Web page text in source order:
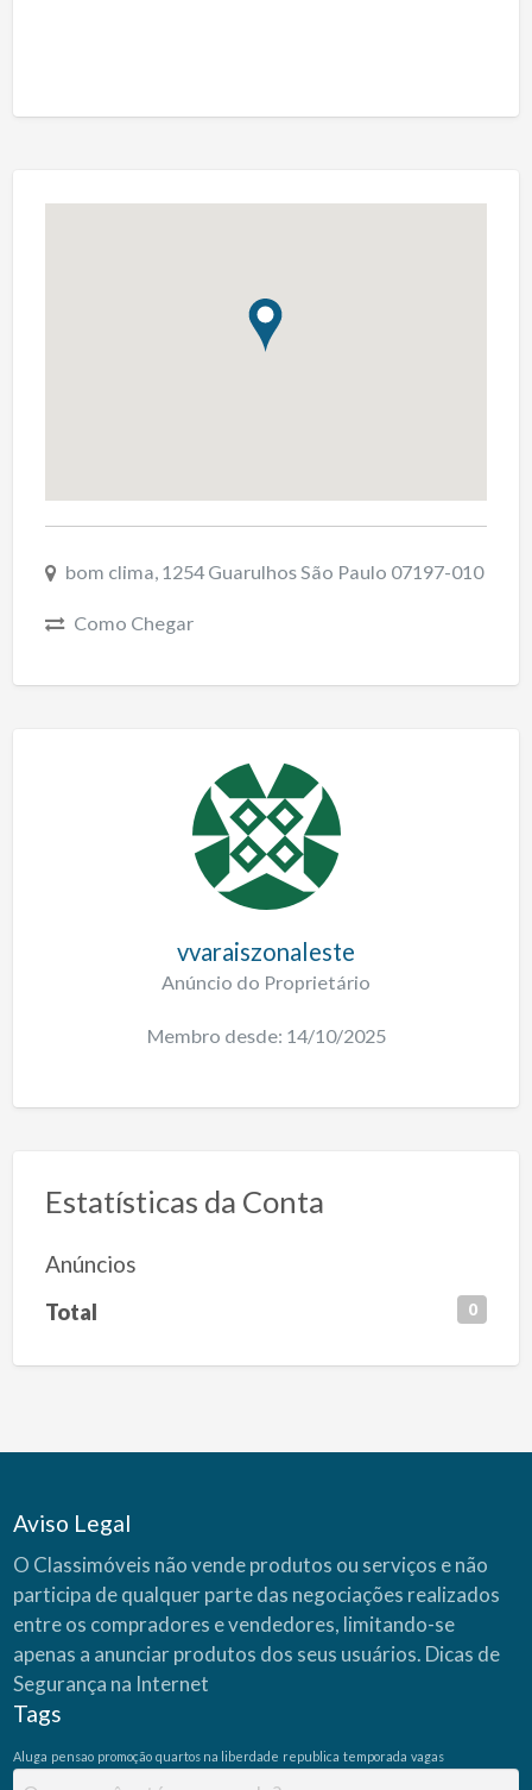
bom clima, 1254 Guarulhos São Paulo 07197-010
Como Chegar
vvaraiszonaleste
Anúncio do Proprietário
Membro desde: 14/10/2025
Estatísticas da Conta
Anúncios
Total 0
Aviso Legal
O Classimóveis não vende produtos ou serviços e não
participa de qualquer parte das negociações realizados
entre os compradores e vendedores, limitando-se
apenas a anunciar produtos dos seus usuários. Dicas de
Segurança na Internet
Tags
Aluga pensao promoção quartos na liberdade republica temporada vagas